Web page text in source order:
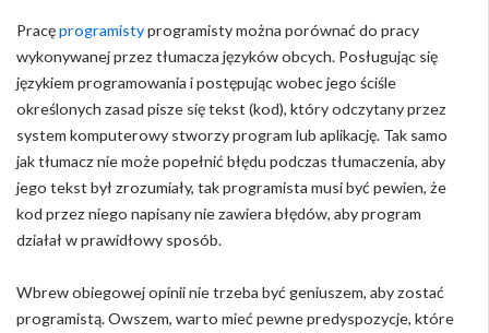
Pracęprogramistyprogramisty można porównać do pracy
wykonywanej przez tłumacza języków obcych. Posługując się
językiem programowania i postępując wobec jego ściśle
określonych zasad pisze się tekst (kod), który odczytany przez
system komputerowy stworzy program lub aplikację. Tak samo
jak tłumacz nie może popełnić błędu podczas tłumaczenia, aby
jego tekst był zrozumiały, tak programista musi być pewien, że
kod przez niego napisany nie zawiera błędów, aby program
działał w prawidłowy sposób.
Wbrew obiegowej opinii nie trzeba być geniuszem, aby zostać
programistą. Owszem, warto mieć pewne predyspozycje, które